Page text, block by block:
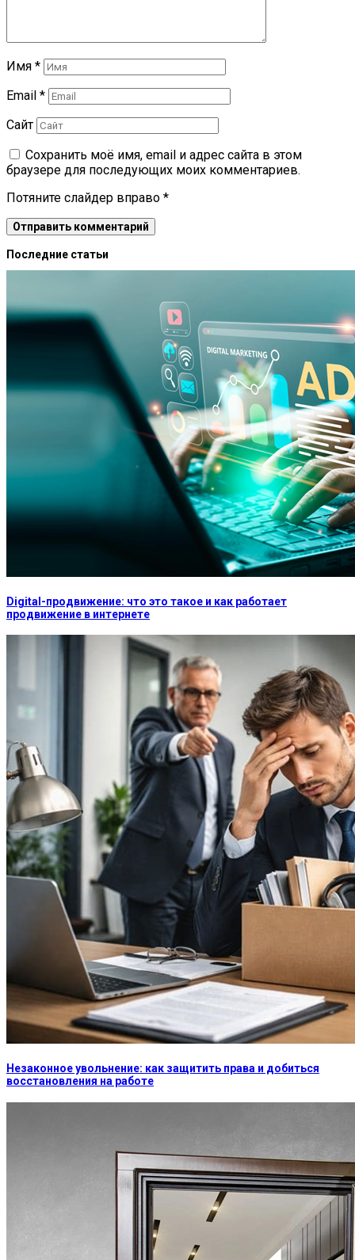
Имя *
Email *
Сайт
Сохранить моё имя, email и адрес сайта в этом
браузере для последующих моих комментариев.
Потяните слайдер вправо *
Последние статьи
Digital-продвижение: что это такое и как работает
продвижение в интернете
Незаконное увольнение: как защитить права и добиться
восстановления на работе